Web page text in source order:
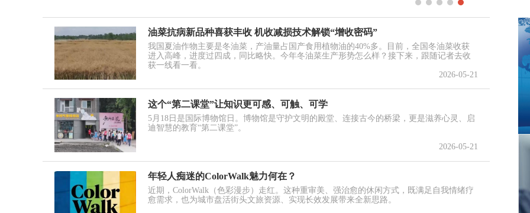
油菜抗病新品种喜获丰收 机收减损技术解锁“增收密码”
我国夏油作物主要是冬油菜，产油量占国产食用植物油的40%多。目前，全国冬油菜收获
进入高峰，进度过四成，同比略快。今年冬油菜生产形势怎么样？接下来，跟随记者去收
获一线看一看。
2026-05-21
这个“第二课堂”让知识更可感、可触、可学
5月18日是国际博物馆日。博物馆是守护文明的殿堂、连接古今的桥梁，更是滋养心灵、启
迪智慧的教育“第二课堂”。
2026-05-21
年轻人痴迷的ColorWalk魅力何在？
近期，ColorWalk（色彩漫步）走红。这种重审美、强治愈的休闲方式，既满足自我情绪疗
愈需求，也为城市盘活街头文旅资源、实现长效发展带来全新思路。